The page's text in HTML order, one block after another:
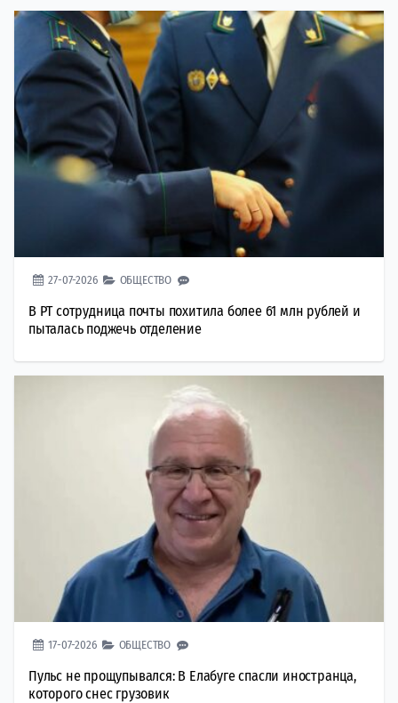
27-07-2026 ОБЩЕСТВО
В РТ сотрудница почты похитила более 61 млн рублей и
пыталась поджечь отделение
17-07-2026 ОБЩЕСТВО
Пульс не прощупывался: В Елабуге спасли иностранца,
которого снес грузовик